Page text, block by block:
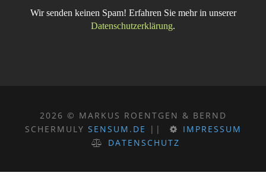
Wir senden keinen Spam! Erfahren Sie mehr in unserer
Datenschutzerklärung.
2026 © MARKUS ROENTGEN & BERND
SCHERMULY SENSUM.DE ||
IMPRESSUM
DATENSCHUTZ